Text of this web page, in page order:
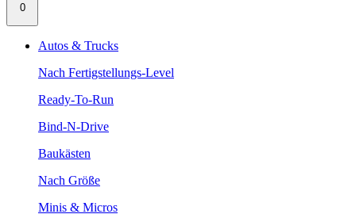
0
Autos & Trucks
Nach Fertigstellungs-Level
Ready-To-Run
Bind-N-Drive
Baukästen
Nach Größe
Minis & Micros